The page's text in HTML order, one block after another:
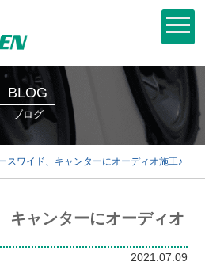
BLOG
ブログ
スワイド、キャンターにオーディオ施工♪
キャンターにオーディオ
2021.07.09